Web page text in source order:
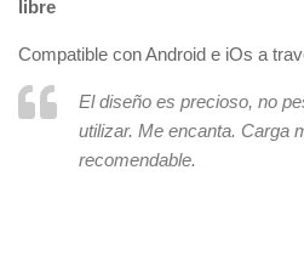
libre
Compatible con Android e iOs a
El diseño es precioso, no
utilizar. Me encanta. Carga
recomendable.